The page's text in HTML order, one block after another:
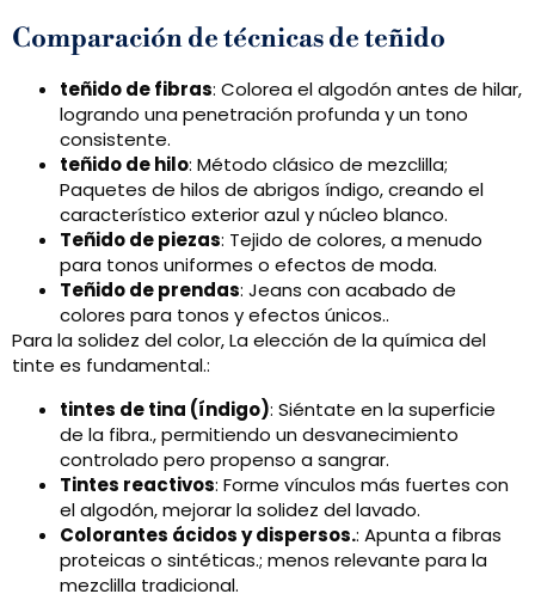
Comparación de técnicas de teñido
teñido de fibras: Colorea el algodón antes de hilar,
logrando una penetración profunda y un tono
consistente.
teñido de hilo: Método clásico de mezclilla;
Paquetes de hilos de abrigos índigo, creando el
característico exterior azul y núcleo blanco.
Teñido de piezas: Tejido de colores, a menudo
para tonos uniformes o efectos de moda.
Teñido de prendas: Jeans con acabado de
colores para tonos y efectos únicos..
Para la solidez del color, La elección de la química del
tinte es fundamental.:
tintes de tina (índigo): Siéntate en la superficie
de la fibra., permitiendo un desvanecimiento
controlado pero propenso a sangrar.
Tintes reactivos: Forme vínculos más fuertes con
el algodón, mejorar la solidez del lavado.
Colorantes ácidos y dispersos.: Apunta a fibras
proteicas o sintéticas.; menos relevante para la
mezclilla tradicional.